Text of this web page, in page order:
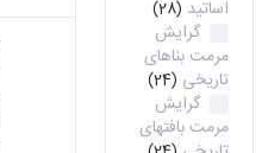
اساتید (28)
گرایش
مرمت بناهای
تاریخی (24)
گرایش
مرمت بافتهای